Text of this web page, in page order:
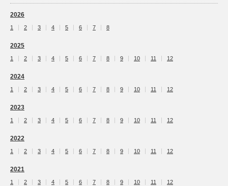
2026
1 2 3 4 5 6 7 8
2025
1 2 3 4 5 6 7 8 9 10 11 12
2024
1 2 3 4 5 6 7 8 9 10 11 12
2023
1 2 3 4 5 6 7 8 9 10 11 12
2022
1 2 3 4 5 6 7 8 9 10 11 12
2021
1 2 3 4 5 6 7 8 9 10 11 12